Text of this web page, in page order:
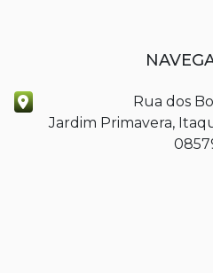
Rua dos
Jardim Primavera,